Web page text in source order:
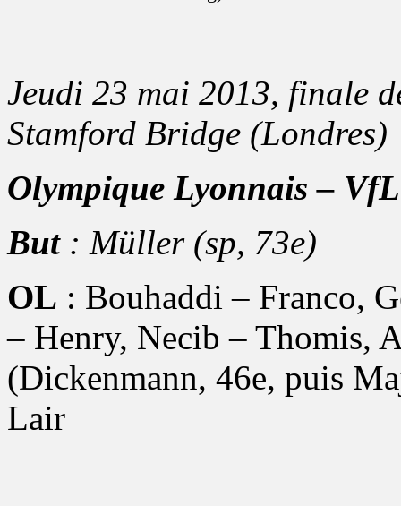
Jeudi 23 mai 2013, finale
Stamford Bridge (Londres)
Olympique Lyonnais –
But: Müller (sp, 73e)
OL : Bouhaddi – Franco,
– Henry, Necib – Thomis,
(Dickenmann, 46e, puis
Lair